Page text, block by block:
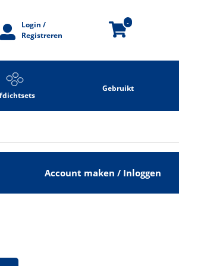
Login /
Registreren
-
Gebruikt
Account maken / Inloggen